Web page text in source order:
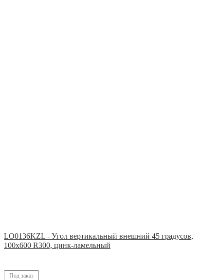
LO0136KZL - Угол вертикальный внешний 45 градусов,
100х600 R300, цинк-ламельный
Под заказ